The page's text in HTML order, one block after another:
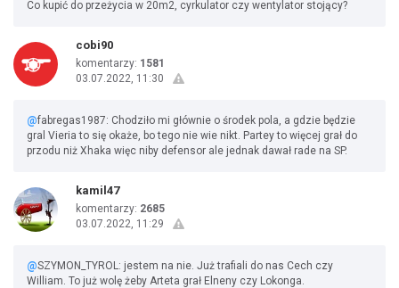
Co kupić do przeżycia w 20m2, cyrkulator czy wentylator stojący?
cobi90
komentarzy: 1581
03.07.2022, 11:30
@fabregas1987: Chodziło mi głównie o środek pola, a gdzie będzie
gral Vieria to się okaże, bo tego nie wie nikt. Partey to więcej grał do
przodu niż Xhaka więc niby defensor ale jednak dawał rade na SP.
kamil47
komentarzy: 2685
03.07.2022, 11:29
@SZYMON_TYROL: jestem na nie. Już trafiali do nas Cech czy
William. To już wolę żeby Arteta grał Elneny czy Lokonga.